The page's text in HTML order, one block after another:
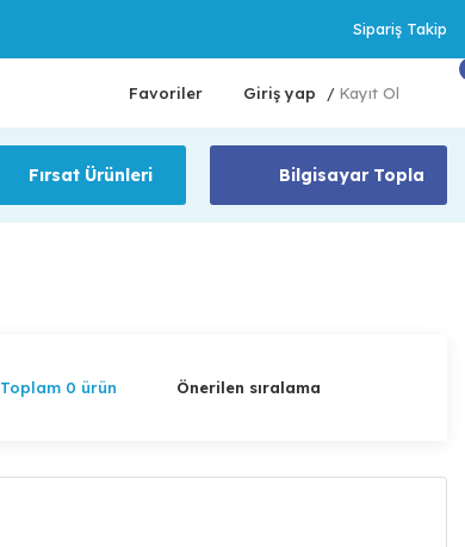
Sipariş Takip
Favoriler Giriş yap / Kayıt Ol
Fırsat Ürünleri Bilgisayar Topla
Toplam 0 ürün